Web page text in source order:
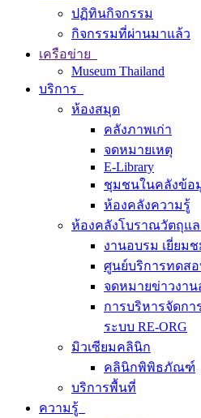
ปฏิทินกิจกรรม
กิจกรรมที่ผ่านมาแล้ว
เครือข่าย
Museum Thailand
บริการ
ห้องสมุด
คลังภาพเก่า
จดหมายเหตุ
E-Library
ชุมชนในคลังข้อ
ห้องคลังความรู้
ห้องคลังโบราณวัตถุแ
งานอบรม เยี่ยม
ศูนย์บริการทดส
จดหมายข่าวงา
การบริหารจัดก
ระบบ RE-ORG
มิวเซียมคลินิก
คลินิกพิพิธภัณฑ์
บริการพื้นที่
ความรู้